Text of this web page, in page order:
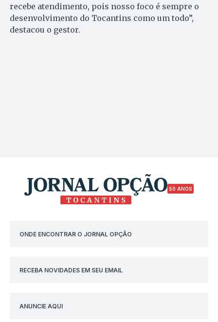
recebe atendimento, pois nosso foco é sempre o
desenvolvimento do Tocantins como um todo”,
destacou o gestor.
50 ANOS
ONDE ENCONTRAR O JORNAL OPÇÃO
RECEBA NOVIDADES EM SEU EMAIL
ANUNCIE AQUI